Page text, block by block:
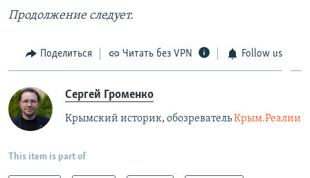
а
й
Продолжение следует.
Поделиться Читать без VPN Follow us
Сергей Громенко
Крымский историк, обозревательКрым.Реалии
This item is part of